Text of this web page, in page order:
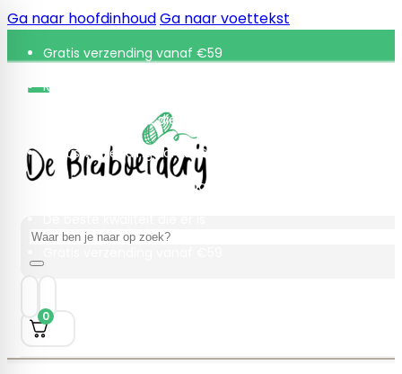
Ga naar hoofdinhoudGa naar voettekst
Gratis verzending vanaf €59
Retourneren binnen 30 dagen
De beste kwaliteit die er is
Gratis verzending vanaf €59
Retourneren binnen 30 dagen
Zoeken
0